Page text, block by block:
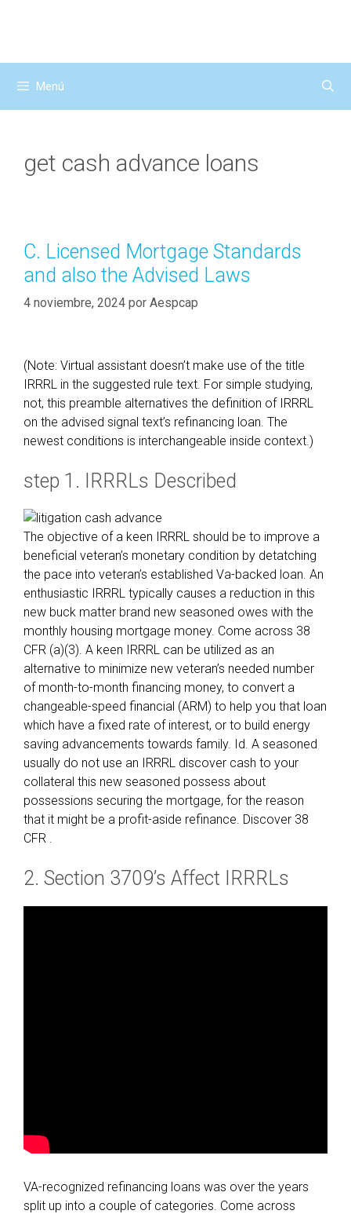
Menú
get cash advance loans
C. Licensed Mortgage Standards
and also the Advised Laws
4 noviembre, 2024 por Aespcap
(Note: Virtual assistant doesn’t make use of the title
IRRRL in the suggested rule text. For simple studying,
not, this preamble alternatives the definition of IRRRL
on the advised signal text’s refinancing loan. The
newest conditions is interchangeable inside context.)
step 1. IRRRLs Described
The objective of a keen IRRRL should be to improve a
beneficial veteran’s monetary condition by detatching
the pace into veteran’s established Va-backed loan. An
enthusiastic IRRRL typically causes a reduction in this
new buck matter brand new seasoned owes with the
monthly housing mortgage money. Come across 38
CFR (a)(3). A keen IRRRL can be utilized as an
alternative to minimize new veteran’s needed number
of month-to-month financing money, to convert a
changeable-speed financial (ARM) to help you that loan
which have a fixed rate of interest, or to build energy
saving advancements towards family. Id. A seasoned
usually do not use an IRRRL discover cash to your
collateral this new seasoned possess about
possessions securing the mortgage, for the reason
that it might be a profit-aside refinance. Discover 38
CFR .
2. Section 3709’s Affect IRRRLs
VA-recognized refinancing loans was over the years
split up into a couple of categories. Come across